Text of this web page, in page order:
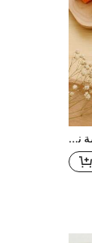
حقيبة كانفاس طويلة بنقشة نقاط وألوان حلوى، علبة أقلام جميلة بشكل فيونكة ومربعات، بتصميم كوري عصري، ضروريات العودة إلى المدرسة، لوازم مدرسية، علبة أقلام، اكسسوارات تعليمية